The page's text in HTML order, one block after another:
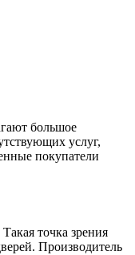
большое
услуг,
покупатели
точка зрения
Производитель